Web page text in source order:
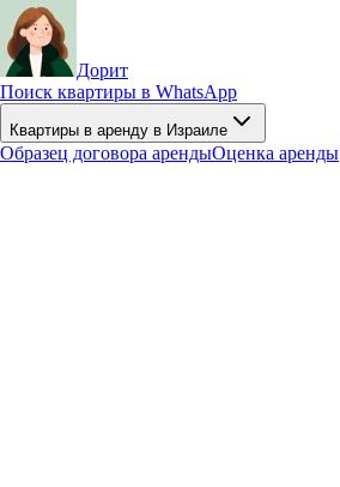
Дорит
Поиск квартиры в WhatsApp
Квартиры в аренду в Израиле
Образец договора арендыОценка аренды